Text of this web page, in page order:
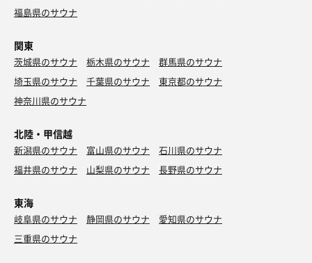
福島県のサウナ
関東
茨城県のサウナ 栃木県のサウナ
群馬県のサウナ
埼玉県のサウナ
千葉県のサウナ
東京都のサウナ
神奈川県のサウナ
北陸・甲信越
新潟県のサウナ 富山県のサウナ
石川県のサウナ
福井県のサウナ
山梨県のサウナ 長野県のサウナ
東海
岐阜県のサウナ 静岡県のサウナ
愛知県のサウナ
三重県のサウナ